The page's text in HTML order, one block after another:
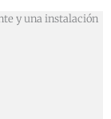
y una instalación